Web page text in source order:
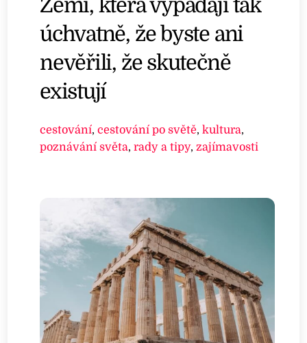
Zemi, která vypadají tak
úchvatně, že byste ani
nevěřili, že skutečně
existují
cestování,cestování po světě,kultura,
poznávání světa,rady a tipy,zajímavosti